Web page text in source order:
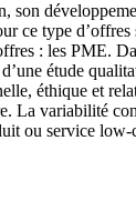
ce type
: les PME.
étude
éthique et
La variabilité
ou service